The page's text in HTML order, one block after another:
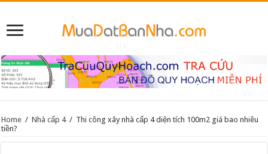
Home / Nhà cấp 4 / Thi công xây nhà cấp 4 diện tích 100m2 giá bao nhiêu
tiền?